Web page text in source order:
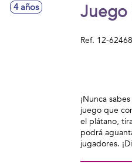
4 años Juego
Ref. 12-
¡Nunca
juego que
el plátano,
podrá
jugadores.